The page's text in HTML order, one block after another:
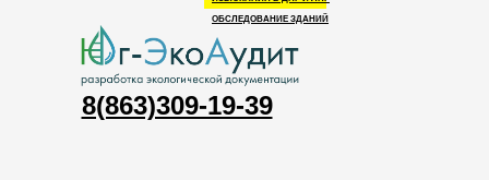
8(863)309-19-39
ОБСЛЕДОВАНИЕ ЗДАНИЙ